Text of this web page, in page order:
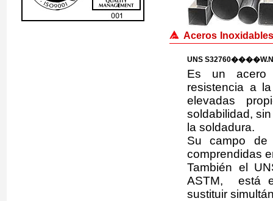
Aceros
UNS
Es un acero
resistencia a
elevadas
soldabilidad,
la soldadura.
Su campo de
comprendidas
También el
ASTM, está
sustituir